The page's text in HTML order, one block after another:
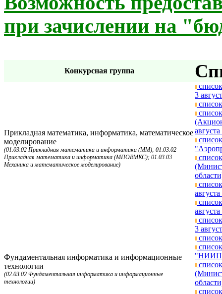
при зачислении на
Конкурсная группа
Прикладная математика, информатика, математическое
моделирование
(01.03.02 Прикладная математика и информатика (ММ); 01.03.02
Прикладная математика и информатика (МПОВМКС); 01.03.03
Механика и математическое моделирование)
3
Фундаментальная информатика и информационные
технологии
(02.03.02 Фундаментальная информатика и информационные
технологии)
3
"НИИП